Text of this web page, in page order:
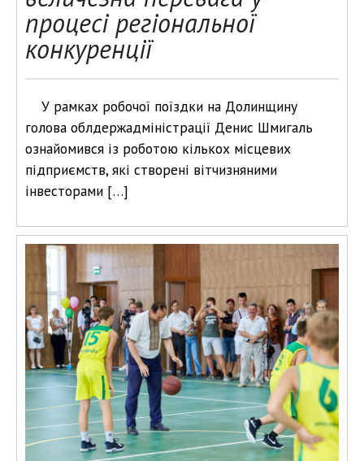
процесі регіональної
конкуренції
У рамках робочої поїздки на Долинщину
голова облдержадміністрації Денис Шмигаль
ознайомився із роботою кількох місцевих
підприємств, які створені вітчизняними
інвесторами […]